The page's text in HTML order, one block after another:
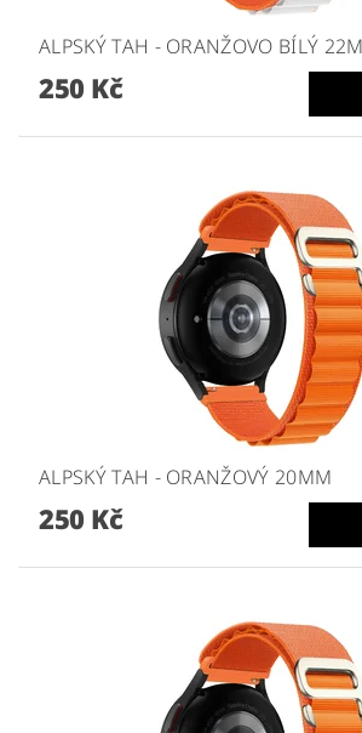
ALPSKÝ TAH - ORANŽOVO BÍLÝ
250 Kč
ALPSKÝ TAH - ORANŽOVÝ 20MM
250 Kč